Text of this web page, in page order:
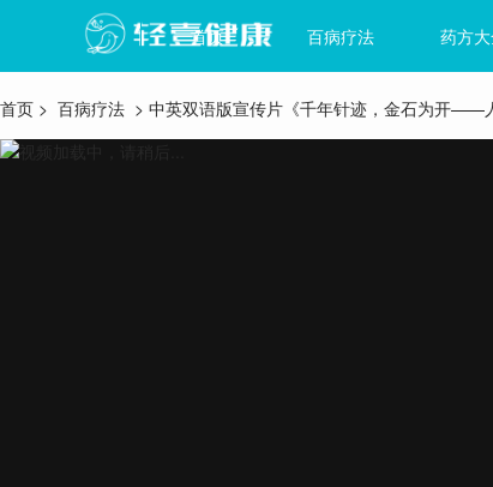
首页 百病疗法 药方
首页 > 百病疗法 > 中英双语版宣传片《千年针迹，金石为开——